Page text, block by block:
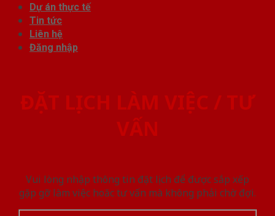
Dự án thực tế
Tin tức
Liên hệ
Đăng nhập
ĐẶT LỊCH LÀM VIỆC / TƯ
VẤN
Vui lòng nhập thông tin đặt lịch để được sắp xếp
gặp gỡ làm việc hoăc tư vấn mà không phải chờ đợi.